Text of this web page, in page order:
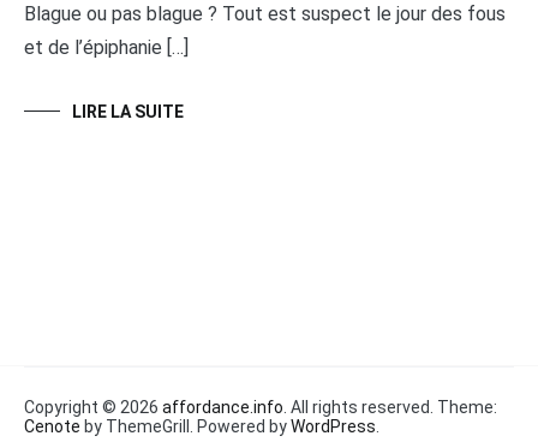
Blague ou pas blague ? Tout est suspect le jour des fous
et de l’épiphanie […]
LIRE LA SUITE
Copyright © 2026 affordance.info . All rights reserved. Theme:
Cenote by ThemeGrill. Powered byWordPress